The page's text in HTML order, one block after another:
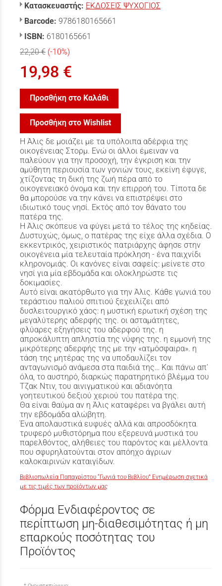
Κατασκευαστής: ΕΚΔΟΣΕΙΣ ΨΥΧΟΓΙΟΣ
Barcode: 9786180165661
ISBN: 6180165661
22,20 € (-10%)
19,98 €
Προσθήκη στο Καλάθι
Προσθήκη στο Wishlist
Η Άλις δε μοιάζει με τα υπόλοιπα αδέρφια της
οικογένειας Στορμ. Ενώ οι άλλοι έμειναν να
παλεύουν για την προσοχή, την έγκριση και την
αμύθητη περιουσία των γονιών τους, εκείνη έφυγε,
χτίζοντας τη δική της ζωή πέρα από το
οικογενειακό όνομα και την επιρροή του. Τίποτα δε
θα μπορούσε να την κάνει να επιστρέψει στο
ιδιωτικό τους νησί. Εκτός από τον θάνατο του
πατέρα της.
Η Άλις σκόπευε να φύγει μετά το τέλος της κηδείας.
Δυστυχώς, όμως, ο πατέρας της είχε άλλα σχέδια. Ο
εκκεντρικός, χειριστικός πατριάρχης άφησε στην
οικογένεια μία τελευταία πρόκληση - ένα παιχνίδι
κληρονομιάς. Οι κανόνες είναι σαφείς: μείνετε στο
νησί για μία εβδομάδα και ολοκληρώστε τις
δοκιμασίες.
Αυτό είναι ακατόρθωτο για την Άλις. Κάθε γωνιά του
τεράστιου παλιού σπιτιού ξεχειλίζει από
δυσλειτουργικό χάος: η μυστική ερωτική σχέση της
μεγαλύτερης αδερφής της. οι ασταμάτητες,
φλύαρες εξηγήσεις του αδερφού της. η
απροκάλυπτη απληστία της νύφης της. η εμμονή της
μικρότερης αδερφής της με την «ατμόσφαιρα». η
τάση της μητέρας της να υποδαυλίζει τον
ανταγωνισμό ανάμεσα στα παιδιά της… Και πάνω απ'
όλα, το αυστηρό, διαρκώς παρατηρητικό βλέμμα του
Τζακ Ντιν, του αινιγματικού και αδιανόητα
γοητευτικού δεξιού χεριού του πατέρα της.
Θα είναι θαύμα αν η Άλις καταφέρει να βγάλει αυτή
την εβδομάδα αλώβητη.
Ένα απολαυστικά ευφυές αλλά και απροσδόκητα
τρυφερό μυθιστόρημα που εξερευνά μυστικά του
παρελθόντος, αλήθειες του παρόντος και μέλλοντα
που σφυρηλατούνται στον απόηχο άγριων
καλοκαιρινών καταιγίδων.
Βιβλιοπωλεία Παπαχρίστου “Γωνιά του Βιβλίου” Ενημέρωση σχετικά
με τις τιμές των προϊόντων μας
Φόρμα Ενδιαφέροντος σε
περίπτωση μη-διαθεσιμότητας ή μη
επαρκούς ποσότητας του
Προϊόντος